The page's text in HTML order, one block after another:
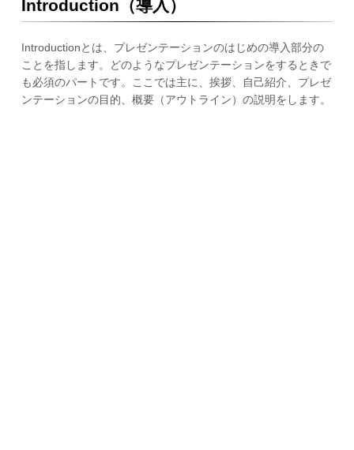
Introduction（導入）
Introductionとは、プレゼンテーションのはじめの導入部分の
ことを指します。どのようなプレゼンテーションをするときで
も必須のパートです。ここでは主に、挨拶、自己紹介、プレゼ
ンテーションの目的、概要（アウトライン）の説明をします。